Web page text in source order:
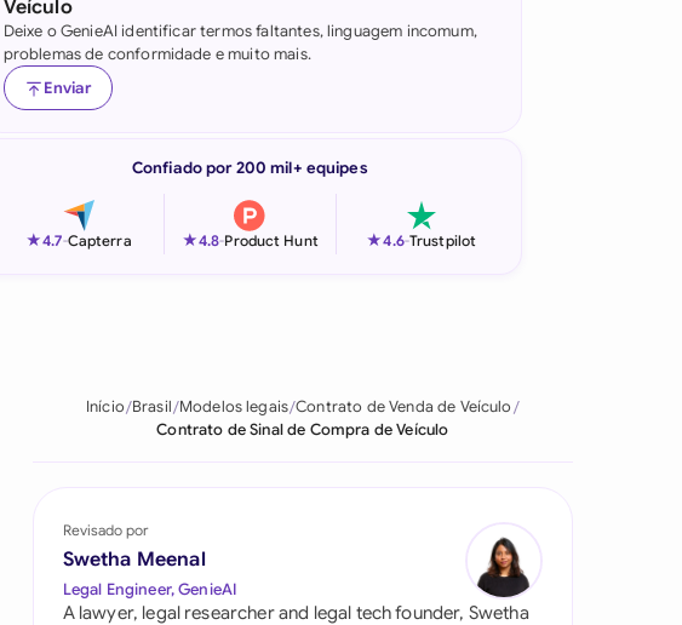
Indonesia
Ireland
Netherlands
Saudi Arabia
Singapore
Veículo
Deixe o GenieAI identificar termos faltantes, linguagem incomum,
problemas de conformidade e muito mais.
Enviar
Confiado por 200 mil+ equipes
★4.7-Capterra ★4.8-Product Hunt ★4.6-Trustpilot
Início Brasil Modelos legais Contrato de Venda de Veículo
Contrato de Sinal de Compra de Veículo
Revisado por
Swetha Meenal
Legal Engineer, GenieAI
A lawyer, legal researcher and legal tech founder, Swetha